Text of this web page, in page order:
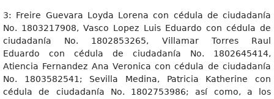
3: Freire Guevara Loyda Lorena con cédula de ciudadanía
No. 1803217908, Vasco Lopez Luis Eduardo con cédula de
ciudadanía No. 1802853265, Villamar Torres Raul
Eduardo con cédula de ciudadanía No. 1802645414,
Atiencia Fernandez Ana Veronica con cédula de ciudadanía
No. 1803582541; Sevilla Medina, Patricia Katherine con
cédula de ciudadanía No. 1802753986; así como, a los